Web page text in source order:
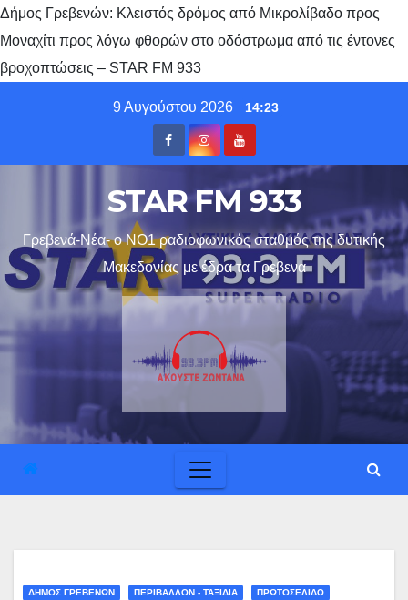
Δήμος Γρεβενών: Κλειστός δρόμος από Μικρολίβαδο προς
Μοναχίτι προς λόγω φθορών στο οδόστρωμα από τις έντονες
βροχοπτώσεις – STAR FM 933
9 Αυγούστου 2026 14:23
STAR FM 933
Γρεβενά-Νέα- ο ΝΟ1 ραδιοφωνικός σταθμός της δυτικής
Μακεδονίας με έδρα τα Γρεβενα
ΔΗΜΟΣ ΓΡΕΒΕΝΩΝ ΠΕΡΙΒΑΛΛΟΝ - ΤΑΞΙΔΙΑ ΠΡΩΤΟΣΕΛΙΔΟ